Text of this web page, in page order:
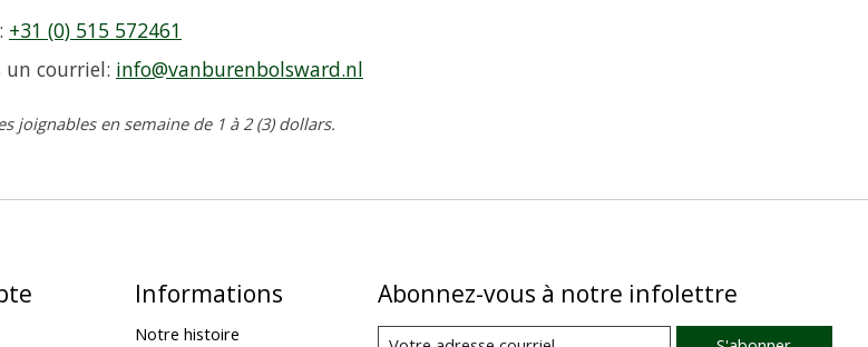
+31 (0) 515 572461
un courriel: info@vanburenbolsward.nl
joignables en semaine de 1 à 2 (3) dollars.
Informations
Notre histoire
Abonnez-vous à notre infolettre